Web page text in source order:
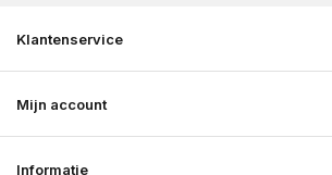
Klantenservice
Mijn account
Informatie